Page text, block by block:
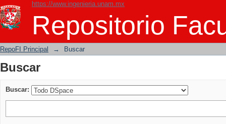
https://www.ingenieria.unam.mx
Repositorio
Buscar
RepoFI Principal → Buscar
Buscar
Buscar: